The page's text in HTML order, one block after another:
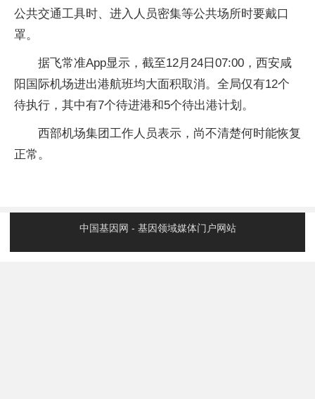
公共交通工具时、进入人员密集等公共场所时要戴口
罩。
据飞常准App显示，截至12月24日07:00，西安咸
阳国际机场进出港航班均大面积取消。全局仅有12个
待执行，其中有7个待进港和5个待出港计划。
西部机场集团工作人员表示，尚不清楚何时能恢复
正常。
中国基因网 - 基因领域媒体门户网站